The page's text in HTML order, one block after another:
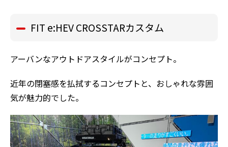
FIT e:HEV CROSSTARカスタム
アーバンなアウトドアスタイルがコンセプト。
近年の閉塞感を払拭するコンセプトと、おしゃれな雰囲
気が魅力的でした。